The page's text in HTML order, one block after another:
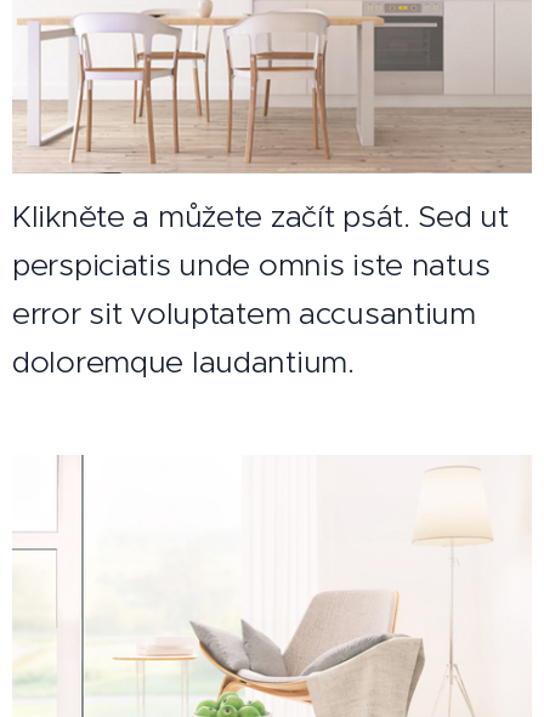
Klikněte a můžete začít psát. Sed ut
perspiciatis unde omnis iste natus
error sit voluptatem accusantium
doloremque laudantium.